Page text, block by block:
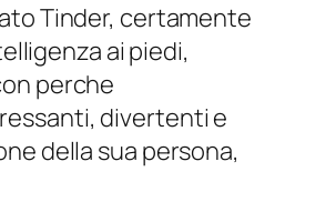
Tinder, certamente
ai piedi,
perche
divertenti e
della sua persona,